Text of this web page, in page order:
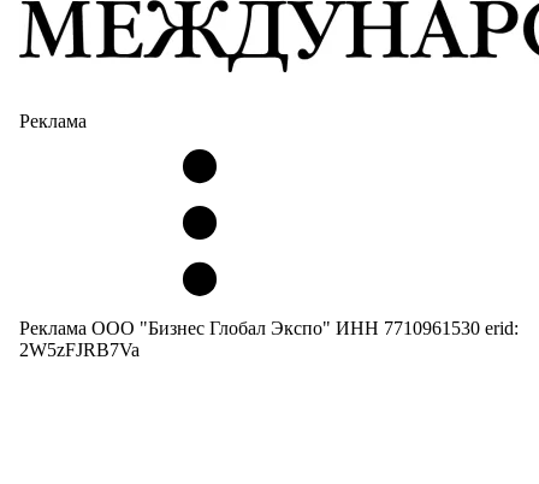
Реклама
Реклама ООО "Бизнес Глобал Экспо" ИНН 7710961530 erid:
2W5zFJRB7Va